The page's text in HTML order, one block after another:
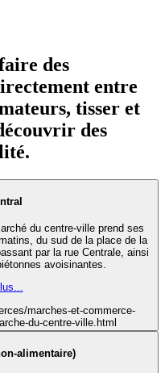
des
entre
tisser et
des
du centre-ville prend ses
du sud de la place de la
par la rue Centrale, ainsi
avoisinantes.
marches-et-commerce-
du-centre-ville.html
alimentaire)